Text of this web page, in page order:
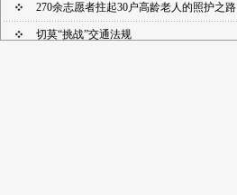
270余志愿者拄起30户高龄老人的照护之路
切莫“挑战”交通法规